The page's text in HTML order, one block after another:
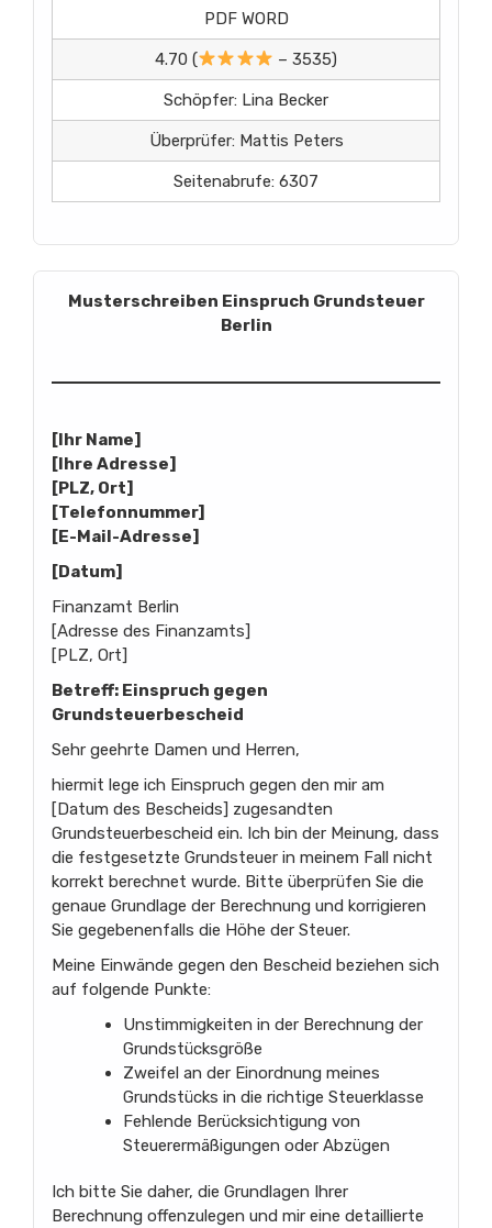
PDF WORD
4.70 ( – 3535)
Schöpfer: Lina Becker
Überprüfer: Mattis Peters
Seitenabrufe: 6307
Musterschreiben Einspruch Grundsteuer
Berlin
[Ihr Name]
[Ihre Adresse]
[PLZ, Ort]
[Telefonnummer]
[E-Mail-Adresse]
[Datum]
Finanzamt Berlin
[Adresse des Finanzamts]
[PLZ, Ort]
Betreff: Einspruch gegen
Grundsteuerbescheid
Sehr geehrte Damen und Herren,
hiermit lege ich Einspruch gegen den mir am
[Datum des Bescheids] zugesandten
Grundsteuerbescheid ein. Ich bin der Meinung, dass
die festgesetzte Grundsteuer in meinem Fall nicht
korrekt berechnet wurde. Bitte überprüfen Sie die
genaue Grundlage der Berechnung und korrigieren
Sie gegebenenfalls die Höhe der Steuer.
Meine Einwände gegen den Bescheid beziehen sich
auf folgende Punkte:
Unstimmigkeiten in der Berechnung der
Grundstücksgröße
Zweifel an der Einordnung meines
Grundstücks in die richtige Steuerklasse
Fehlende Berücksichtigung von
Steuerermäßigungen oder Abzügen
Ich bitte Sie daher, die Grundlagen Ihrer
Berechnung offenzulegen und mir eine detaillierte